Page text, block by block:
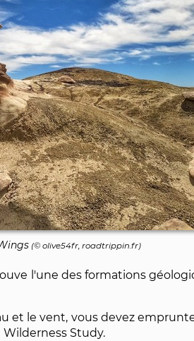
(© olive54fr, roadtrippin.fr)
l'une des formations
le vent, vous devez
Wilderness Study.